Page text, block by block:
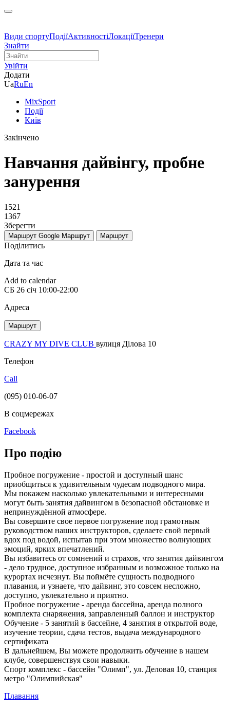
Види спортуПодіїАктивностіЛокаціїТренери
Знайти
Увійти
Додати
UaRuEn
MixSport
Події
Київ
Закінчено
Навчання дайвінгу, пробне
занурення
1521
1367
Зберегти
Маршрут Google Маршрут Маршрут
Поділитись
Дата та час
Add to calendar
СБ 26 січ 10:00-22:00
Адреса
Маршрут
CRAZY MY DIVE CLUB вулиця Ділова 10
Телефон
Call
(095) 010-06-07
В соцмережах
Facebook
Про подію
Пробное погружение - простой и доступный шанс
приобщиться к удивительным чудесам подводного мира.
Мы покажем насколько увлекательными и интересными
могут быть занятия дайвингом в безопасной обстановке и
непринуждённой атмосфере.
Вы совершите свое первое погружение под грамотным
руководством наших инструкторов, сделаете свой первый
вдох под водой, испытав при этом множество волнующих
эмоций, ярких впечатлений.
Вы избавитесь от сомнений и страхов, что занятия дайвингом
- дело трудное, доступное избранным и возможное только на
курортах исчезнут. Вы поймёте сущность подводного
плавания, и узнаете, что дайвинг, это совсем несложно,
доступно, увлекательно и приятно.
Пробное погружение - аренда бассейна, аренда полного
комплекта снаряжения, заправленный баллон и инструктор
Обучение - 5 занятий в бассейне, 4 занятия в открытой воде,
изучение теории, сдача тестов, выдача международного
сертификата
В дальнейшем, Вы можете продолжить обучение в нашем
клубе, совершенствуя свои навыки.
Спорт комплекс - бассейн "Олимп", ул. Деловая 10, станция
метро "Олимпийская"
Плавання